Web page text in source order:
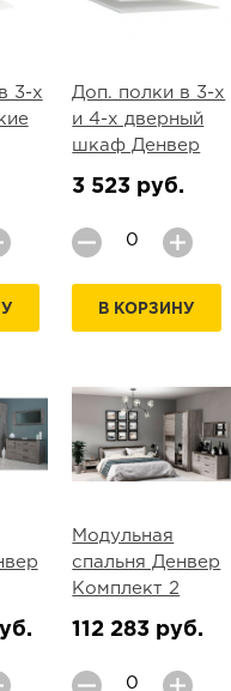
3-х
Доп. полки в 3-х
и 4-х дверный
шкаф Денвер
3 523 руб.
В КОРЗИНУ
Модульная
спальня Денвер
Комплект 2
112 283 руб.